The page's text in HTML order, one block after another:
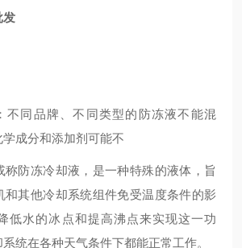
发
不同品牌、不同类型的防冻液不能混
成分和添加剂可能不
称防冻冷却液，是一种特殊的液体，旨
和其他冷却系统组件免受温度条件的影
低水的冰点和提高沸点来实现这一功
统在各种天气条件下都能正常工作。